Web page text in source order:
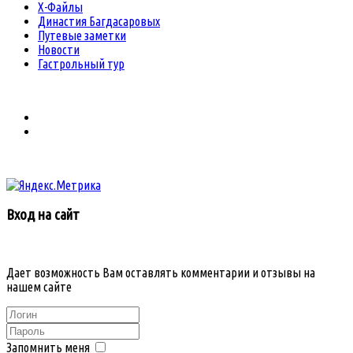
Х-Файлы
Династия Багдасаровых
Путевые заметки
Новости
Гастрольный тур
Вход на сайт
Дает возможность Вам оставлять комментарии и отзывы на
нашем сайте
Запомнить меня